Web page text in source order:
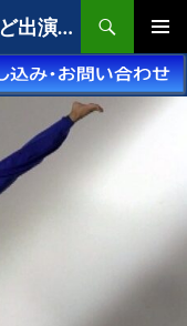
カポエイラ テンポ 東京 TV雑誌など出演豊富な安心の教室
メインメ
ニュー